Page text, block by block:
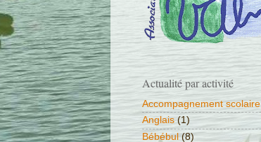
Actualité par activité
Accompagnement scolaire
Anglais (1)
Bébébul (8)